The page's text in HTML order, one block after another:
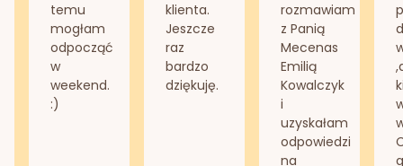
temu
mogłam
odpocząć
w
weekend.
:)
klienta.
Jeszcze
raz
bardzo
dziękuję.
rozmawiam
z Panią
Mecenas
Emilią
Kowalczyk
i
uzyskałam
odpowiedzi
na